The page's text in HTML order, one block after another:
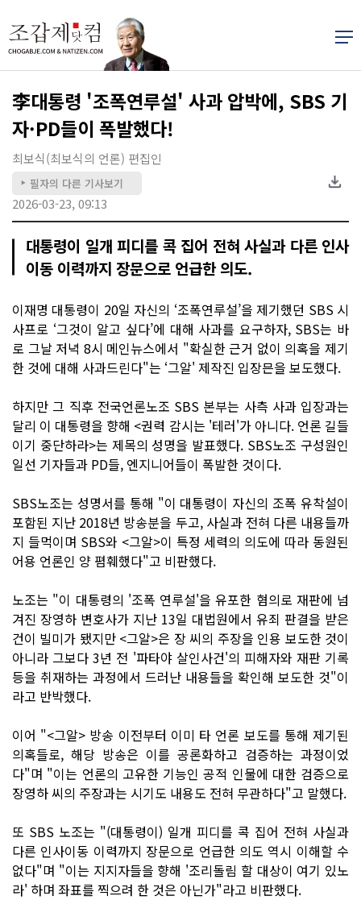
李대통령 '조폭연루설' 사과 압박에, SBS 기
자·PD들이 폭발했다!
최보식(최보식의 언론) 편집인
▶ 필자의 다른 기사보기
2026-03-23, 09:13
대통령이 일개 피디를 콕 집어 전혀 사실과 다른 인사
이동 이력까지 장문으로 언급한 의도.
이재명 대통령이 20일 자신의 ‘조폭연루설’을 제기했던 SBS 시
사프로 ‘그것이 알고 싶다’에 대해 사과를 요구하자, SBS는 바
로 그날 저녁 8시 메인뉴스에서 "확실한 근거 없이 의혹을 제기
한 것에 대해 사과드린다"는 ‘그알' 제작진 입장믄을 보도했다.
하지만 그 직후 전국언론노조 SBS 본부는 사측 사과 입장과는
달리 이 대통령을 향해 <권력 감시는 '테러'가 아니다. 언론 길들
이기 중단하라>는 제목의 성명을 발표했다. SBS노조 구성원인
일선 기자들과 PD들, 엔지니어들이 폭발한 것이다.
SBS노조는 성명서를 통해 "이 대통령이 자신의 조폭 유착설이
포함된 지난 2018년 방송분을 두고, 사실과 전혀 다른 내용들까
지 들먹이며 SBS와 <그알>이 특정 세력의 의도에 따라 동원된
어용 언론인 양 폄훼했다"고 비판했다.
노조는 "이 대통령의 '조폭 연루설'을 유포한 혐의로 재판에 넘
겨진 장영하 변호사가 지난 13일 대법원에서 유죄 판결을 받은
건이 빌미가 됐지만 <그알>은 장 씨의 주장을 인용 보도한 것이
아니라 그보다 3년 전 '파타야 살인사건'의 피해자와 재판 기록
등을 취재하는 과정에서 드러난 내용들을 확인해 보도한 것"이
라고 반박했다.
이어 "<그알> 방송 이전부터 이미 타 언론 보도를 통해 제기된
의혹들로, 해당 방송은 이를 공론화하고 검증하는 과정이었
다"며 "이는 언론의 고유한 기능인 공적 인물에 대한 검증으로
장영하 씨의 주장과는 시기도 내용도 전혀 무관하다"고 말했다.
또 SBS 노조는 "(대통령이) 일개 피디를 콕 집어 전혀 사실과
다른 인사이동 이력까지 장문으로 언급한 의도 역시 이해할 수
없다"며 "이는 지지자들을 향해 '조리돌림 할 대상이 여기 있노
라' 하며 좌표를 찍으려 한 것은 아닌가"라고 비판했다.